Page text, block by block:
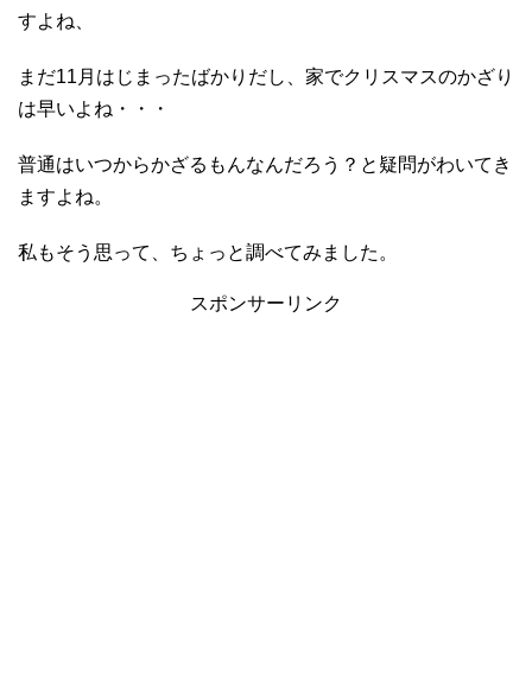
すよね、
まだ11月はじまったばかりだし、家でクリスマスのかざり
は早いよね・・・
普通はいつからかざるもんなんだろう？と疑問がわいてき
ますよね。
私もそう思って、ちょっと調べてみました。
スポンサーリンク